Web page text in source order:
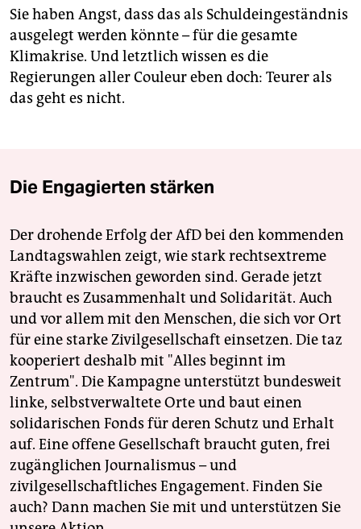
Sie haben Angst, dass das als Schuldeingeständnis
ausgelegt werden könnte – für die gesamte
Klimakrise. Und letztlich wissen es die
Regierungen aller Couleur eben doch: Teurer als
das geht es nicht.
Die Engagierten stärken
Der drohende Erfolg der AfD bei den kommenden
Landtagswahlen zeigt, wie stark rechtsextreme
Kräfte inzwischen geworden sind. Gerade jetzt
braucht es Zusammenhalt und Solidarität. Auch
und vor allem mit den Menschen, die sich vor Ort
für eine starke Zivilgesellschaft einsetzen. Die taz
kooperiert deshalb mit "Alles beginnt im
Zentrum". Die Kampagne unterstützt bundesweit
linke, selbstverwaltete Orte und baut einen
solidarischen Fonds für deren Schutz und Erhalt
auf. Eine offene Gesellschaft braucht guten, frei
zugänglichen Journalismus – und
zivilgesellschaftliches Engagement. Finden Sie
auch? Dann machen Sie mit und unterstützen Sie